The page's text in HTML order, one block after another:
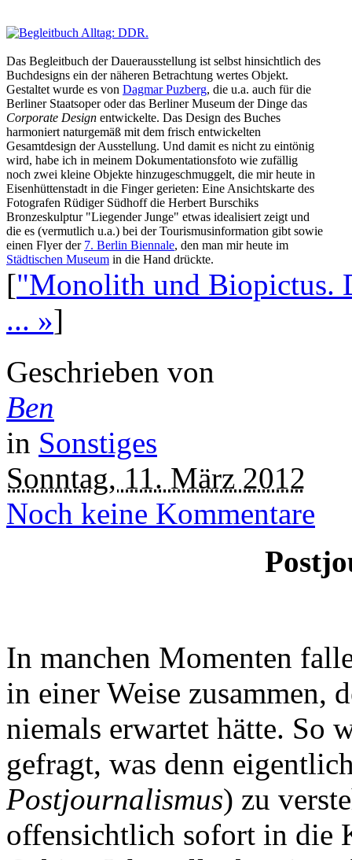
Das Begleitbuch der Dauerausstellung ist selbst hinsichtlich des
Buchdesigns ein der näheren Betrachtung wertes Objekt.
Gestaltet wurde es von Dagmar Puzberg, die u.a. auch für die
Berliner Staatsoper oder das Berliner Museum der Dinge das
Corporate Design entwickelte. Das Design des Buches
harmoniert naturgemäß mit dem frisch entwickelten
Gesamtdesign der Ausstellung. Und damit es nicht zu eintönig
wird, habe ich in meinem Dokumentationsfoto wie zufällig
noch zwei kleine Objekte hinzugeschmuggelt, die mir heute in
Eisenhüttenstadt in die Finger gerieten: Eine Ansichtskarte des
Fotografen Rüdiger Südhoff die Herbert Burschiks
Bronzeskulptur "Liegender Junge" etwas idealisiert zeigt und
die es (vermutlich u.a.) bei der Tourismusinformation gibt sowie
einen Flyer der 7. Berlin Biennale, den man mir heute im
Städtischen Museum in die Hand drückte.
["Monolith und Biopictus.
... »]
Geschrieben von
Ben
in Sonstiges
Sonntag, 11. März 2012
Noch keine Kommentare
In manchen Momenten
in einer Weise zusammen,
niemals erwartet hätte. So
gefragt, was denn
Postjournalismus) zu
offensichtlich sofort in die